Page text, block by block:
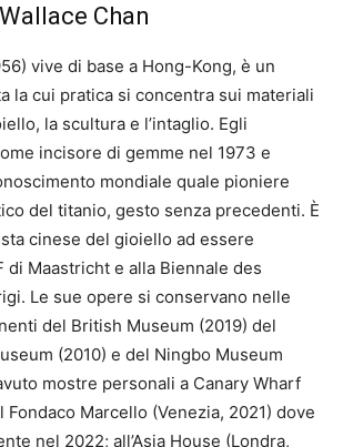
Chan
vive di base a Hong-Kong, è un
la cui pratica si concentra sui materiali
la scultura e l’intaglio. Egli
incisore di gemme nel 1973 e
mondiale quale pioniere
del titanio, gesto senza precedenti. È
cinese del gioiello ad essere
di Maastricht e alla Biennale des
Le sue opere si conservano nelle
del British Museum (2019) del
(2010) e del Ningbo Museum
mostre personali a Canary Wharf
Fondaco Marcello (Venezia, 2021) dove
nel 2022; all’Asia House (Londra,